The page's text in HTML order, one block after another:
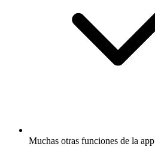
Muchas otras funciones de la app